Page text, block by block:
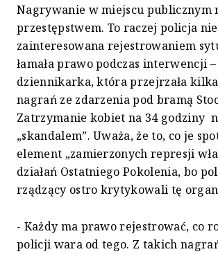
Nagrywanie w miejscu publicznym
przestępstwem. To raczej policja nie
zainteresowana rejestrowaniem
łamała prawo podczas interwencji
dziennikarka, która przejrzała
nagrań ze zdarzenia pod bramą
Zatrzymanie kobiet na 34 godziny
„skandalem”. Uważa, że to, co je
element „zamierzonych represji
działań Ostatniego Pokolenia, bo
rządzący ostro krytykowali tę
- Każdy ma prawo rejestrować, co
policji wara od tego. Z takich